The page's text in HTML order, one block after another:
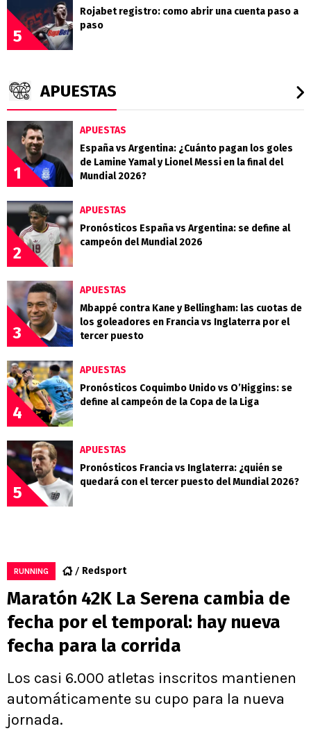
5
Rojabet registro: como abrir una cuenta paso a
paso
APUESTAS
1
APUESTAS
España vs Argentina: ¿Cuánto pagan los goles
de Lamine Yamal y Lionel Messi en la final del
Mundial 2026?
2
APUESTAS
Pronósticos España vs Argentina: se define al
campeón del Mundial 2026
3
APUESTAS
Mbappé contra Kane y Bellingham: las cuotas de
los goleadores en Francia vs Inglaterra por el
tercer puesto
4
APUESTAS
Pronósticos Coquimbo Unido vs O’Higgins: se
define al campeón de la Copa de la Liga
5
APUESTAS
Pronósticos Francia vs Inglaterra: ¿quién se
quedará con el tercer puesto del Mundial 2026?
RUNNING Redsport
Maratón 42K La Serena cambia de
fecha por el temporal: hay nueva
fecha para la corrida
Los casi 6.000 atletas inscritos mantienen
automáticamente su cupo para la nueva
jornada.